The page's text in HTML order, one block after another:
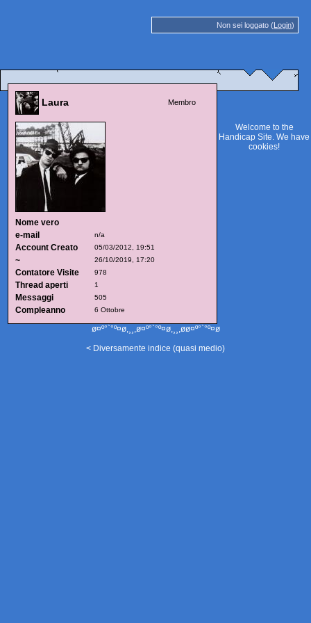
Non sei loggato (Login)
Laura Membro
Nome vero
e-mail
n/a
Account Creato 05/03/2012, 19:51
~ 26/10/2019, 17:20
Contatore Visite 978
Thread aperti 1
Messaggi 505
Compleanno 6 Ottobre
Welcome to the
Handicap Site. We have
cookies!
ø¤º°`°º¤ø,¸¸,ø¤º°`°º¤ø,¸¸,øø¤º°`°º¤ø
< Diversamente indice (quasi medio)